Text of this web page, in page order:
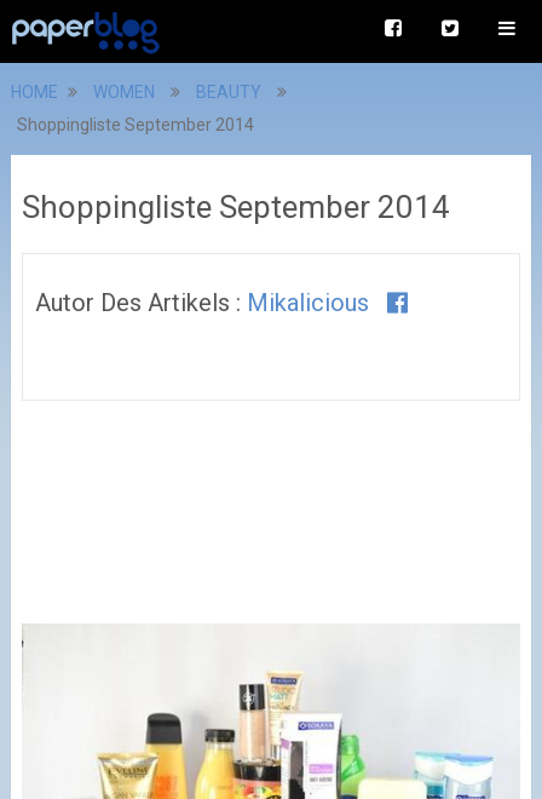
HOME WOMEN
BEAUTY
Shoppingliste September 2014
Shoppingliste September 2014
Autor Des Artikels : Mikalicious